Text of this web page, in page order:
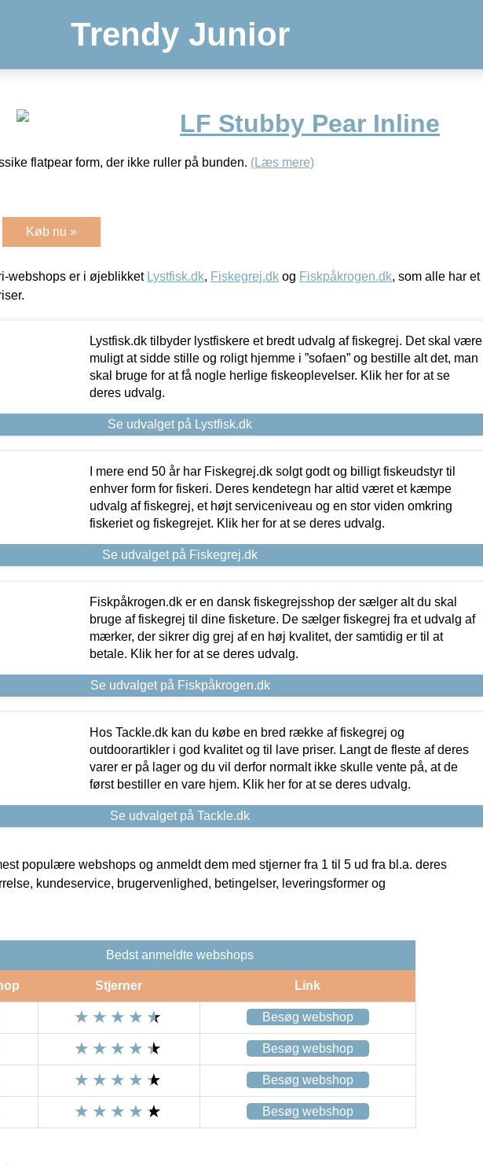
Trendy Junior
LF Stubby Pear Inline
flatpear form, der ikke ruller på bunden. (Læs mere)
Køb nu »
webshops er i øjeblikket Lystfisk.dk, Fiskegrej.dk og Fiskpåkrogen.dk, som alle har et
Lystfisk.dk tilbyder lystfiskere et bredt udvalg af fiskegrej. Det skal være
muligt at sidde stille og roligt hjemme i ”sofaen” og bestille alt det, man
skal bruge for at få nogle herlige fiskeoplevelser. Klik her for at se
deres udvalg.
Se udvalget på Lystfisk.dk
I mere end 50 år har Fiskegrej.dk solgt godt og billigt fiskeudstyr til
enhver form for fiskeri. Deres kendetegn har altid været et kæmpe
udvalg af fiskegrej, et højt serviceniveau og en stor viden omkring
fiskeriet og fiskegrejet. Klik her for at se deres udvalg.
Se udvalget på Fiskegrej.dk
Fiskpåkrogen.dk er en dansk fiskegrejsshop der sælger alt du skal
bruge af fiskegrej til dine fisketure. De sælger fiskegrej fra et udvalg af
mærker, der sikrer dig grej af en høj kvalitet, der samtidig er til at
betale. Klik her for at se deres udvalg.
Se udvalget på Fiskpåkrogen.dk
Hos Tackle.dk kan du købe en bred række af fiskegrej og
outdoorartikler i god kvalitet og til lave priser. Langt de fleste af deres
varer er på lager og du vil derfor normalt ikke skulle vente på, at de
først bestiller en vare hjem. Klik her for at se deres udvalg.
Se udvalget på Tackle.dk
populære webshops og anmeldt dem med stjerner fra 1 til 5 ud fra bl.a. deres
kundeservice, brugervenlighed, betingelser, leveringsformer og
Bedst anmeldte webshops
Stjerner Link
Besøg webshop
Besøg webshop
Besøg webshop
Besøg webshop